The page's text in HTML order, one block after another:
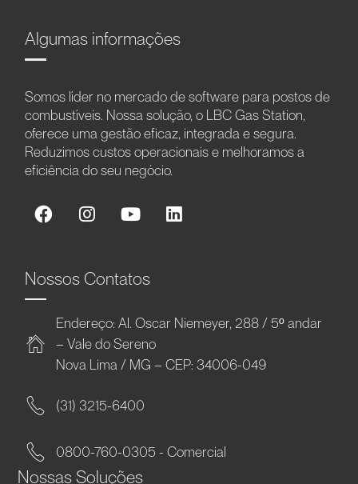
Algumas informações
Somos líder no mercado de software para postos de
combustíveis. Nossa solução, o LBC Gas Station,
oferece uma gestão eficaz, integrada e segura.
Reduzimos custos operacionais e melhoramos a
eficiência do seu negócio.
Nossos Contatos
Endereço: Al. Oscar Niemeyer, 288 / 5º andar
– Vale do Sereno
Nova Lima / MG – CEP: 34006-049
(31) 3215-6400
0800-760-0305 - Comercial
Nossas Soluções